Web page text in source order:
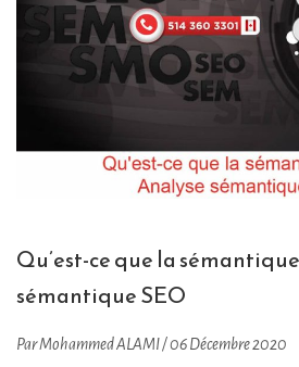
Qu’est-ce que la
sémantique SEO
Par Mohammed ALAMI / 06 Décembre 2020